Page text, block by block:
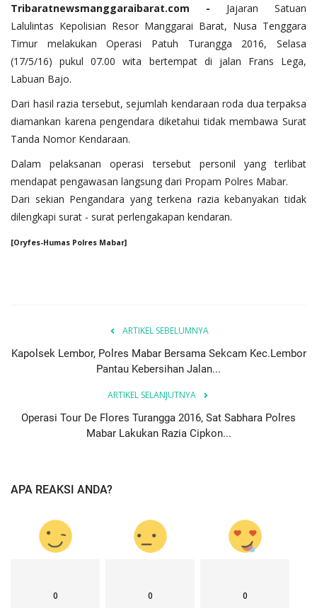
Tribaratnewsmanggaraibarat.com - Jajaran Satuan
Lalulintas Kepolisian Resor Manggarai Barat, Nusa Tenggara
Timur melakukan Operasi Patuh Turangga 2016, Selasa
(17/5/16) pukul 07.00 wita bertempat di jalan Frans Lega,
Labuan Bajo.
Dari hasil razia tersebut, sejumlah kendaraan roda dua terpaksa
diamankan karena pengendara diketahui tidak membawa Surat
Tanda Nomor Kendaraan.
Dalam pelaksanan operasi tersebut personil yang terlibat
mendapat pengawasan langsung dari Propam Polres Mabar.
Dari sekian Pengandara yang terkena razia kebanyakan tidak
dilengkapi surat - surat perlengakapan kendaran.
[Oryfes-Humas Polres Mabar]
ARTIKEL SEBELUMNYA
Kapolsek Lembor, Polres Mabar Bersama Sekcam Kec.Lembor
Pantau Kebersihan Jalan...
ARTIKEL SELANJUTNYA
Operasi Tour De Flores Turangga 2016, Sat Sabhara Polres
Mabar Lakukan Razia Cipkon...
APA REAKSI ANDA?
0 0 0